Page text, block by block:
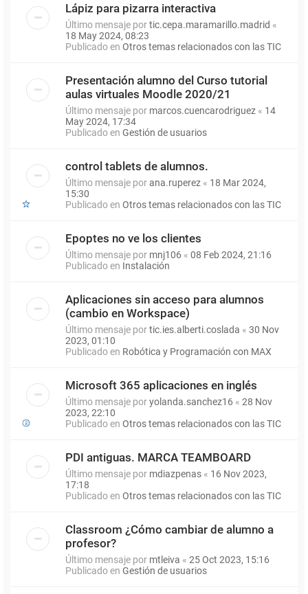
Lápiz para pizarra interactiva
Último mensaje portic.cepa.maramarillo.madrid «
18 May 2024, 08:23
Publicado en Otros temas relacionados con las TIC
Presentación alumno del Curso tutorial
aulas virtuales Moodle 2020/21
Último mensaje por marcos.cuencarodriguez « 14
May 2024, 17:34
Publicado en Gestión de usuarios
control tablets de alumnos.
Último mensaje porana.ruperez « 18 Mar 2024,
15:30
Publicado en Otros temas relacionados con las TIC
Epoptes no ve los clientes
Último mensaje por mnj106 « 08 Feb 2024, 21:16
Publicado en Instalación
Aplicaciones sin acceso para alumnos
(cambio en Workspace)
Último mensaje portic.ies.alberti.coslada « 30 Nov
2023, 01:10
Publicado en Robótica y Programación con MAX
Microsoft 365 aplicaciones en inglés
Último mensaje poryolanda.sanchez16 « 28 Nov
2023, 22:10
Publicado en Otros temas relacionados con las TIC
PDI antiguas. MARCA TEAMBOARD
Último mensaje por mdiazpenas « 16 Nov 2023,
17:18
Publicado en Otros temas relacionados con las TIC
Classroom ¿Cómo cambiar de alumno a
profesor?
Último mensaje por mtleiva « 25 Oct 2023, 15:16
Publicado en Gestión de usuarios